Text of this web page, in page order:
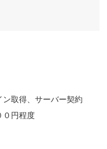
取得、サーバー契約
０円程度